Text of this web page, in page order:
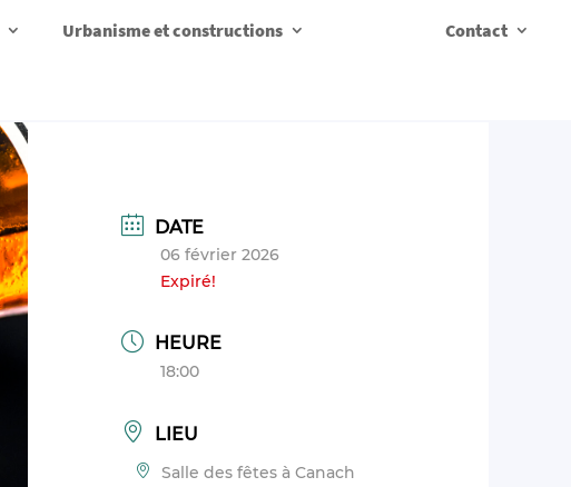
Urbanisme et constructions Contact
DATE
06 février 2026
Expiré!
HEURE
18:00
LIEU
Salle des fêtes à Canach